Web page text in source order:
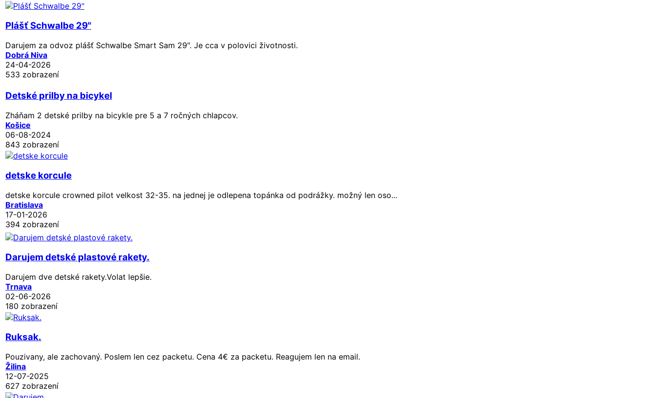
Plášť Schwalbe 29"
Darujem za odvoz plášť Schwalbe Smart Sam 29". Je cca v polovici životnosti.
Dobrá Niva
24-04-2026
533 zobrazení
Detské prilby na bicykel
Zháňam 2 detské prilby na bicykle pre 5 a 7 ročných chlapcov.
Košice
06-08-2024
843 zobrazení
detske korcule
detske korcule crowned pilot velkost 32-35. na jednej je odlepena topánka od podrážky. možný len oso...
Bratislava
17-01-2026
394 zobrazení
Darujem detské plastové rakety.
Darujem dve detské rakety.Volat lepšie.
Trnava
02-06-2026
180 zobrazení
Ruksak.
Pouzivany, ale zachovaný. Poslem len cez packetu. Cena 4€ za packetu. Reagujem len na email.
Žilina
12-07-2025
627 zobrazení